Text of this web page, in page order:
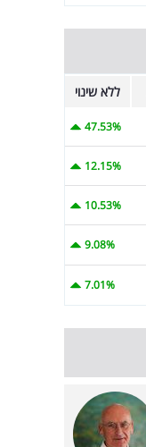
ללא שינוי
47.53%
12.15%
10.53%
9.08%
7.01%